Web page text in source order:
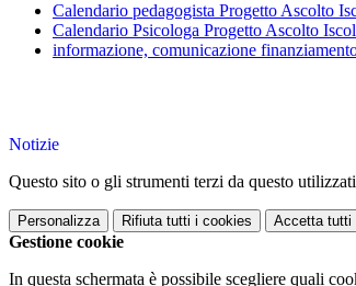
Calendario pedagogista Progetto Ascolto
Calendario Psicologa Progetto Ascolto
informazione, comunicazione
Notizie
Questo sito o gli strumenti terzi da questo
Personalizza Rifiuta tutti i cookies Accetta tutti
Gestione cookie
In questa schermata è possibile scegliere quali